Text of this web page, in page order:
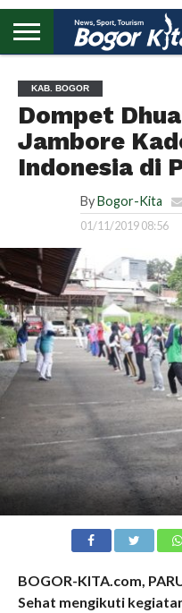
UTAMA
KAB. BOGOR
Dompet
Jambore
Indonesia di
By Bogor-Kita
01/11/2019 08:56
BOGOR-KITA.com,
Sehat mengikuti